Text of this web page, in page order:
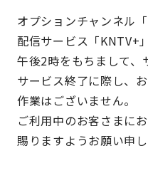
オプションチャンネル
配信サービス「KNTV+
午後2時をもちまして、
サービス終了に際し、
作業はございません。
ご利用中のお客さまに
賜りますようお願い申し